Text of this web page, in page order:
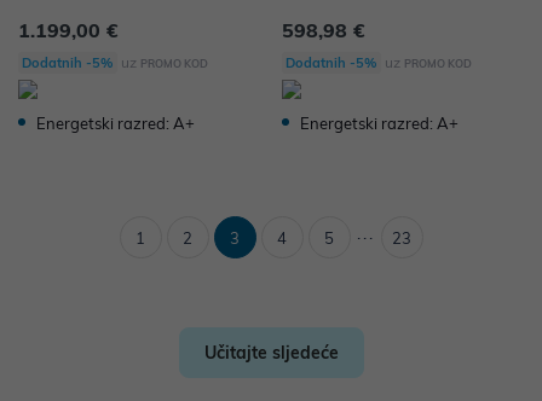
1.199,00 €
Dodatnih -5% uz PROMO KOD
Energetski razred: A+
598,98 €
Dodatnih -5% uz PROMO KOD
Energetski razred: A+
1 2 3 4 5 ... 23
Učitajte sljedeće